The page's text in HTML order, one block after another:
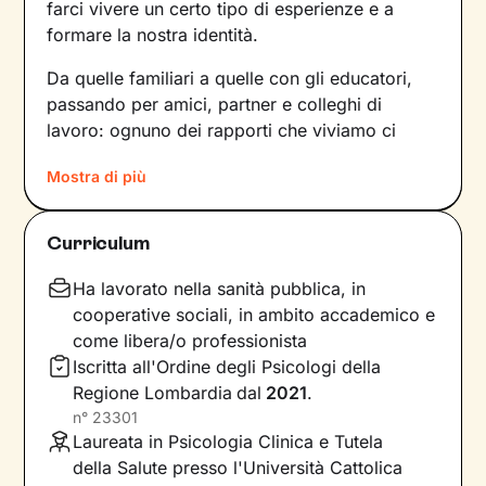
farci vivere un certo tipo di esperienze e a
formare la nostra identità.
Da quelle familiari a quelle con gli educatori,
passando per amici, partner e colleghi di
lavoro: ognuno dei rapporti che viviamo ci
dinamiche che abbiamo sperimentato fino a
quel momento. Anche leemozioniche
proviamo e i
cresciuti.
Per superare momenti difficili e raggiungere un
maggiore benessere bisogna comprendere
quali siano gli elementi che non ci
rappresentano più e quali i
insoddisfatti su cui lavorare. In base a questo
si vanno a individuare le risorsenecessarie per
Mostra di più
Curriculum
Ha lavorato nella sanità pubblica, in
cooperative sociali, in ambito accademico e
come libera/o professionista
Iscritta all'Ordine degli Psicologi della
Regione Lombardia dal 2021.
n° 23301
Laureata in Psicologia Clinica e Tutela
della Salute presso l'Università Cattolica